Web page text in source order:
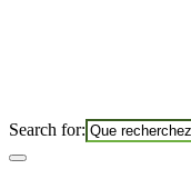
Search for: